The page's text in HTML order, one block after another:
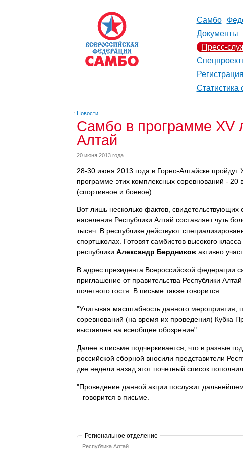
Самбо
Документы
Пресс-
Регистрация
Статистика
↑ Новости
Самбо в программе XV
Алтай
20 июня 2013 года
28-30 июня 2013 года в Горно-Алтайске
программе этих комплексных соревнований - 20
(спортивное и боевое).
Вот лишь несколько фактов,
населения Республики Алтай составляет чуть
тысяч. В республике действуют
спортшколах. Готовят самбистов высокого
республики Александр Бердников активно
В адрес президента Всероссийской федерации
приглашение от правительства Республики
почетного гостя. В письме также говорится:
"Учитывая масштабность данного мероприятия,
соревнований (на время их проведения) Кубка
выставлен на всеобщее обозрение".
Далее в письме подчеркивается, что в разные
российской сборной вносили представители
две недели назад этот почетный список пополнил
"Проведение данной акции послужит
– говорится в письме.
Региональное отделение
Республика Алтай